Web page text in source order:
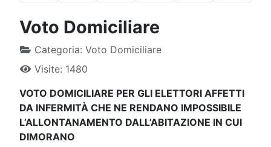
Voto Domiciliare
Categoria: Voto Domiciliare
Visite: 1480
VOTO DOMICILIARE PER GLI ELETTORI AFFETTI
DA INFERMITÀ CHE NE RENDANO IMPOSSIBILE
L’ALLONTANAMENTO DALL’ABITAZIONE IN CUI
DIMORANO